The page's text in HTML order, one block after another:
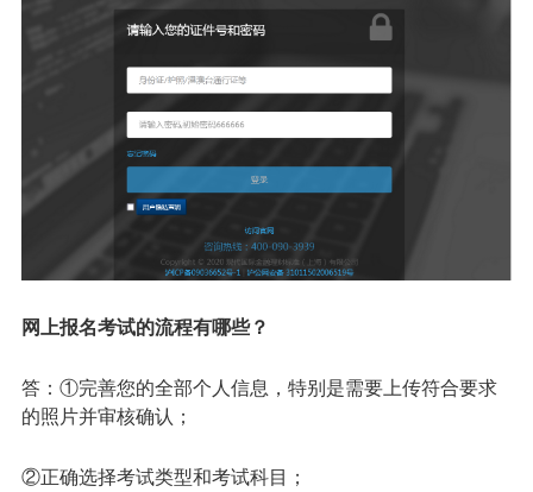
网上报名考试的流程有哪些？
答：①完善您的全部个人信息，特别是需要上传符合要求
的照片并审核确认；
②正确选择考试类型和考试科目；